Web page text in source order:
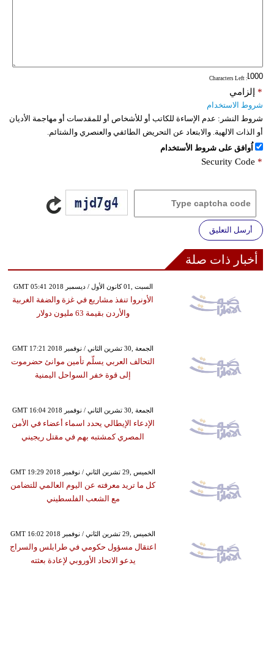
: Characters Left
إلزامي *
شروط الاستخدام
شروط النشر: عدم الإساءة للكاتب أو للأشخاص أو للمقدسات أو مهاجمة الأديان
أو الذات الالهية. والابتعاد عن التحريض الطائفي والعنصري والشتائم.
اُوافق على شروط الأستخدام
Security Code *
أرسل التعليق
أخبار ذات صلة
GMT 05:41 2018 السبت ,01 كانون الأول / ديسمبر
الأونروا تنفذ مشاريع في غزة والضفة الغربية
والأردن بقيمة 63 مليون دولار
GMT 17:21 2018 الجمعة ,30 تشرين الثاني / نوفمبر
التحالف العربي يسلّم تأمين موانئ حضرموت
إلى قوة خفر السواحل اليمنية
GMT 16:04 2018 الجمعة ,30 تشرين الثاني / نوفمبر
الإدعاء الإيطالي يحدد اسماء أعضاء في الأمن
المصري كمشتبه بهم في مقتل ريجيني
GMT 19:29 2018 الخميس ,29 تشرين الثاني / نوفمبر
كل ما تريد معرفته عن اليوم العالمي للتضامن
مع الشعب الفلسطيني
GMT 16:02 2018 الخميس ,29 تشرين الثاني / نوفمبر
اعتقال مسؤول حكومي في طرابلس والسراج
يدعو الاتحاد الأوروبي لإعادة بعثته